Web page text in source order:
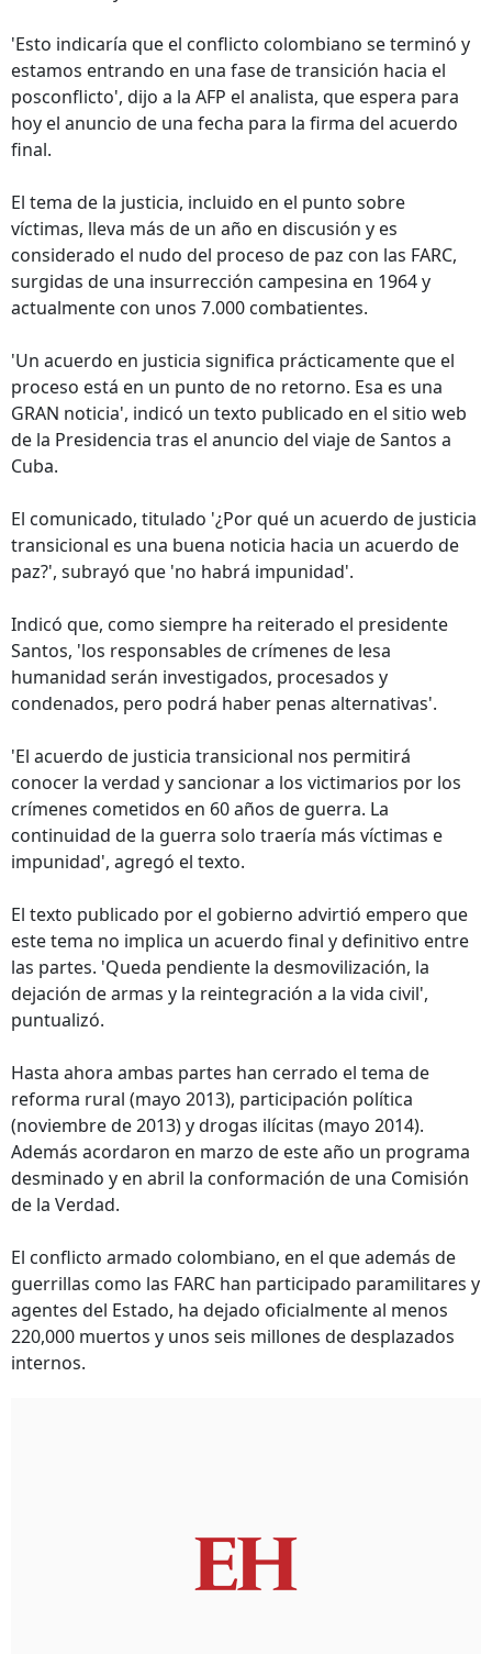
'Esto indicaría que el conflicto colombiano se terminó y
estamos entrando en una fase de transición hacia el
posconflicto', dijo a la AFP el analista, que espera para
hoy el anuncio de una fecha para la firma del acuerdo
final.
El tema de la justicia, incluido en el punto sobre
víctimas, lleva más de un año en discusión y es
considerado el nudo del proceso de paz con las FARC,
surgidas de una insurrección campesina en 1964 y
actualmente con unos 7.000 combatientes.
'Un acuerdo en justicia significa prácticamente que el
proceso está en un punto de no retorno. Esa es una
GRAN noticia', indicó un texto publicado en el sitio web
de la Presidencia tras el anuncio del viaje de Santos a
Cuba.
El comunicado, titulado '¿Por qué un acuerdo de justicia
transicional es una buena noticia hacia un acuerdo de
paz?', subrayó que 'no habrá impunidad'.
Indicó que, como siempre ha reiterado el presidente
Santos, 'los responsables de crímenes de lesa
humanidad serán investigados, procesados y
condenados, pero podrá haber penas alternativas'.
'El acuerdo de justicia transicional nos permitirá
conocer la verdad y sancionar a los victimarios por los
crímenes cometidos en 60 años de guerra. La
continuidad de la guerra solo traería más víctimas e
impunidad', agregó el texto.
El texto publicado por el gobierno advirtió empero que
este tema no implica un acuerdo final y definitivo entre
las partes. 'Queda pendiente la desmovilización, la
dejación de armas y la reintegración a la vida civil',
puntualizó.
Hasta ahora ambas partes han cerrado el tema de
reforma rural (mayo 2013), participación política
(noviembre de 2013) y drogas ilícitas (mayo 2014).
Además acordaron en marzo de este año un programa
desminado y en abril la conformación de una Comisión
de la Verdad.
El conflicto armado colombiano, en el que además de
guerrillas como las FARC han participado paramilitares y
agentes del Estado, ha dejado oficialmente al menos
220,000 muertos y unos seis millones de desplazados
internos.